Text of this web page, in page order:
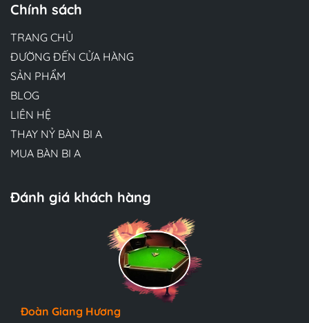
Chính sách
TRANG CHỦ
ĐƯỜNG ĐẾN CỬA HÀNG
SẢN PHẨM
BLOG
LIÊN HỆ
THAY NỶ BÀN BI A
MUA BÀN BI A
Đánh giá khách hàng
Đội ngũ bác sĩ tại Mew Clinic rất chuyên nghiệp và
Đoàn Giang Hương
Ngọc Anh